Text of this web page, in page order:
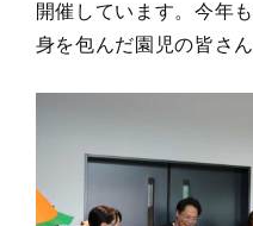
開催しています。今年
身を包んだ園児の皆さ